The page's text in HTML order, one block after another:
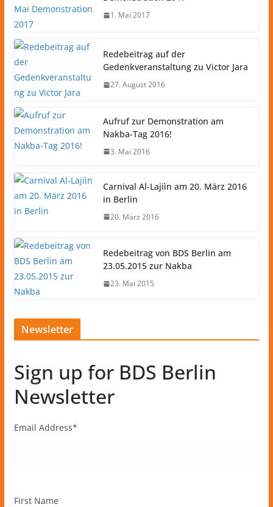
1. Mai 2017
Redebeitrag auf der
Gedenkveranstaltung zu Victor Jara
27. August 2016
Aufruf zur Demonstration am
Nakba-Tag 2016!
3. Mai 2016
Carnival Al-Lajiìn am 20. März 2016
in Berlin
20. März 2016
Redebeitrag von BDS Berlin am
23.05.2015 zur Nakba
23. Mai 2015
Newsletter
Sign up for BDS Berlin
Newsletter
Email Address*
First Name